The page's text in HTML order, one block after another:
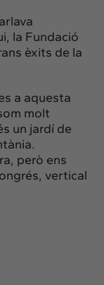
la Fundació
èxits de la
a aquesta
molt
un jardí de
però ens
vertical